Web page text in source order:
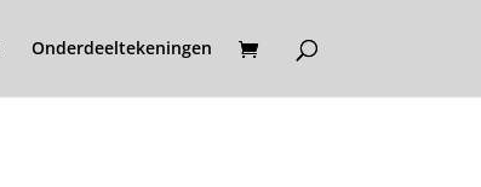
Onderdeeltekeningen